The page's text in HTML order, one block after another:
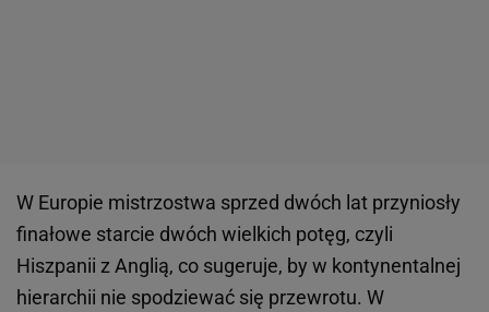
W Europie mistrzostwa sprzed dwóch lat przyniosły
finałowe starcie dwóch wielkich potęg, czyli
Hiszpanii z Anglią, co sugeruje, by w kontynentalnej
hierarchii nie spodziewać się przewrotu. W